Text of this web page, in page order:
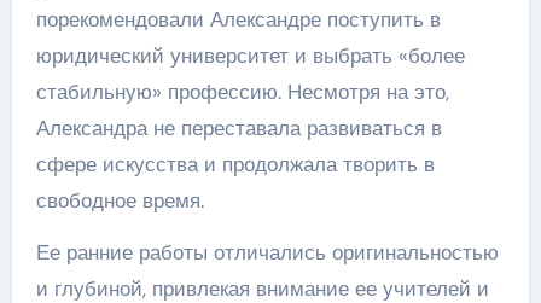
порекомендовали Александре поступить в
юридический университет и выбрать «более
стабильную» профессию. Несмотря на это,
Александра не переставала развиваться в
сфере искусства и продолжала творить в
свободное время.
Ее ранние работы отличались оригинальностью
и глубиной, привлекая внимание ее учителей и